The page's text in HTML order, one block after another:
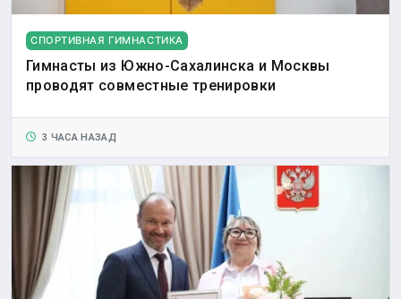
СПОРТИВНАЯ ГИМНАСТИКА
Гимнасты из Южно-Сахалинска и Москвы
проводят совместные тренировки
3 ЧАСА НАЗАД